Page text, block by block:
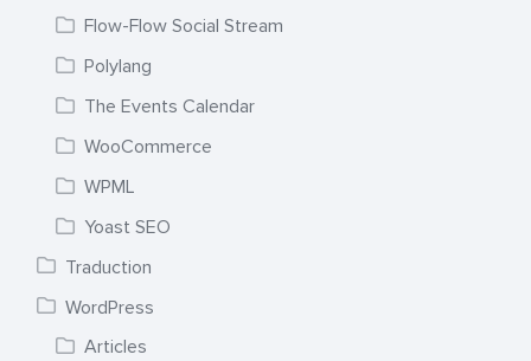
Flow-Flow Social Stream
Polylang
The Events Calendar
WooCommerce
WPML
Yoast SEO
Traduction
WordPress
Articles